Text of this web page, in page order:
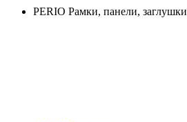
PERIO Рамки, панели, заглушки